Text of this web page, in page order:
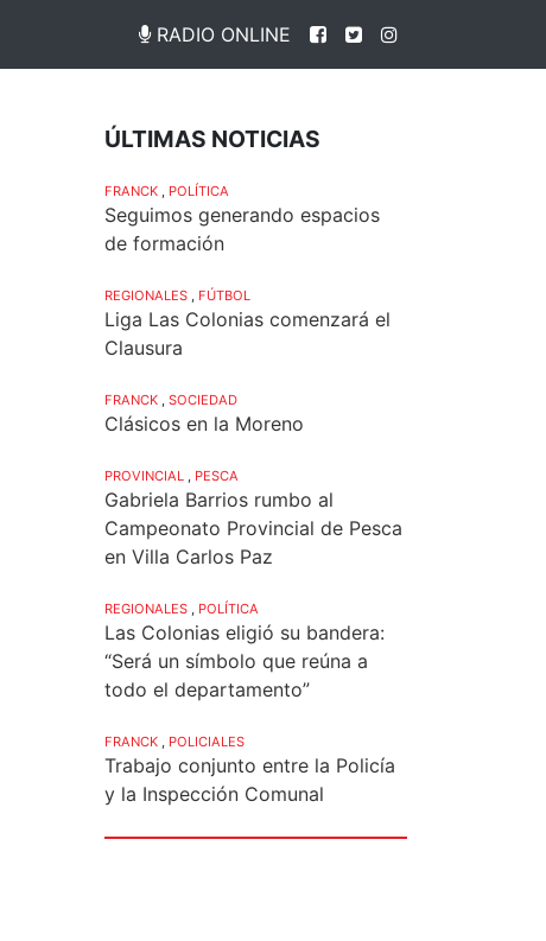
RADIO ONLINE
ÚLTIMAS NOTICIAS
FRANCK POLÍTICA
Seguimos generando espacios
de formación
REGIONALES FÚTBOL
Liga Las Colonias comenzará el
Clausura
FRANCK SOCIEDAD
Clásicos en la Moreno
PROVINCIAL PESCA
Gabriela Barrios rumbo al
Campeonato Provincial de Pesca
en Villa Carlos Paz
REGIONALES POLÍTICA
Las Colonias eligió su bandera:
“Será un símbolo que reúna a
todo el departamento”
FRANCK POLICIALES
Trabajo conjunto entre la Policía
y la Inspección Comunal